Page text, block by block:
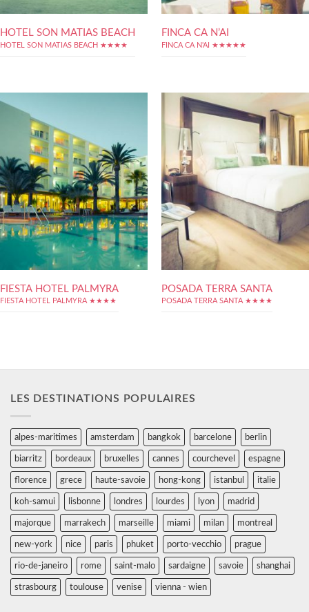
HOTEL SON MATIAS BEACH
HOTEL SON MATIAS BEACH ★★★★
FINCA CA N’AI
FINCA CA N'AI ★★★★★
FIESTA HOTEL PALMYRA
FIESTA HOTEL PALMYRA ★★★★
POSADA TERRA SANTA
POSADA TERRA SANTA ★★★★
LES DESTINATIONS POPULAIRES
alpes-maritimes amsterdam bangkok barcelone berlin
biarritz bordeaux bruxelles cannes courchevel espagne
florence grece haute-savoie hong-kong istanbul italie
koh-samui lisbonne londres lourdes lyon madrid
majorque marrakech marseille miami milan montreal
new-york nice paris phuket porto-vecchio prague
rio-de-janeiro rome saint-malo sardaigne savoie shanghai
strasbourg toulouse venise vienna - wien